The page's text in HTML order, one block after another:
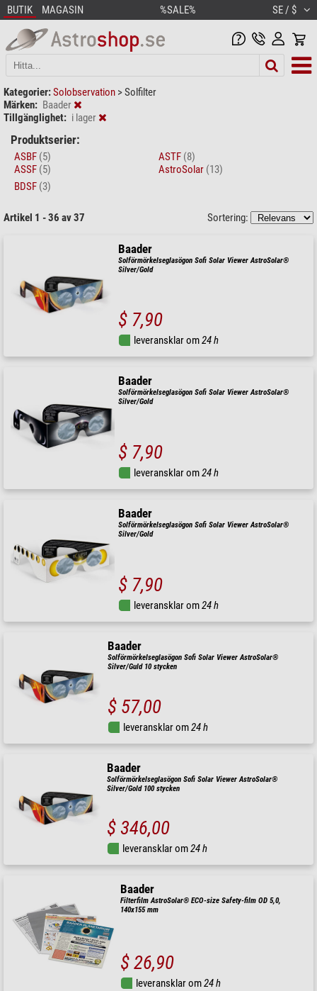
BUTIK MAGASIN %SALE% SE / $
Kategorier:Solobservation >Solfilter
Märken: Baader
Tillgänglighet: i lager
Produktserier:
ASBF (5)
ASSF (5)
ASTF (8)
AstroSolar (13)
BDSF (3)
Artikel 1 - 36 av 37 Sortering:
Baader
Solförmörkelseglasögon Sofi Solar Viewer AstroSolar®
Silver/Gold
$ 7,90
leveransklar om24 h
Baader
Solförmörkelseglasögon Sofi Solar Viewer AstroSolar®
Silver/Gold
$ 7,90
leveransklar om24 h
Baader
Solförmörkelseglasögon Sofi Solar Viewer AstroSolar®
Silver/Gold
$ 7,90
leveransklar om24 h
Baader
Solförmörkelseglasögon Sofi Solar Viewer AstroSolar®
Silver/Guld 10 stycken
$ 57,00
leveransklar om24 h
Baader
Solförmörkelseglasögon Sofi Solar Viewer AstroSolar®
Silver/Gold 100 stycken
$ 346,00
leveransklar om24 h
Baader
Filterfilm AstroSolar® ECO-size Safety-film OD 5,0,
140x155 mm
$ 26,90
leveransklar om24 h